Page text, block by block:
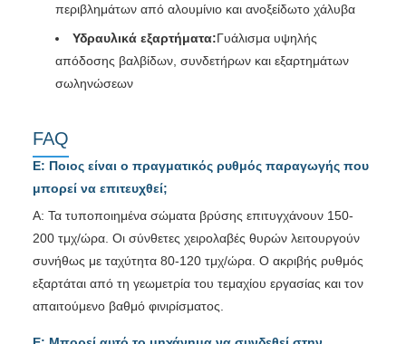
περιβλημάτων από αλουμίνιο και ανοξείδωτο χάλυβα
Υδραυλικά εξαρτήματα:Γυάλισμα υψηλής
απόδοσης βαλβίδων, συνδετήρων και εξαρτημάτων
σωληνώσεων
FAQ
Ε: Ποιος είναι ο πραγματικός ρυθμός παραγωγής που
μπορεί να επιτευχθεί;
Α: Τα τυποποιημένα σώματα βρύσης επιτυγχάνουν 150-
200 τμχ/ώρα. Οι σύνθετες χειρολαβές θυρών λειτουργούν
συνήθως με ταχύτητα 80-120 τμχ/ώρα. Ο ακριβής ρυθμός
εξαρτάται από τη γεωμετρία του τεμαχίου εργασίας και τον
απαιτούμενο βαθμό φινιρίσματος.